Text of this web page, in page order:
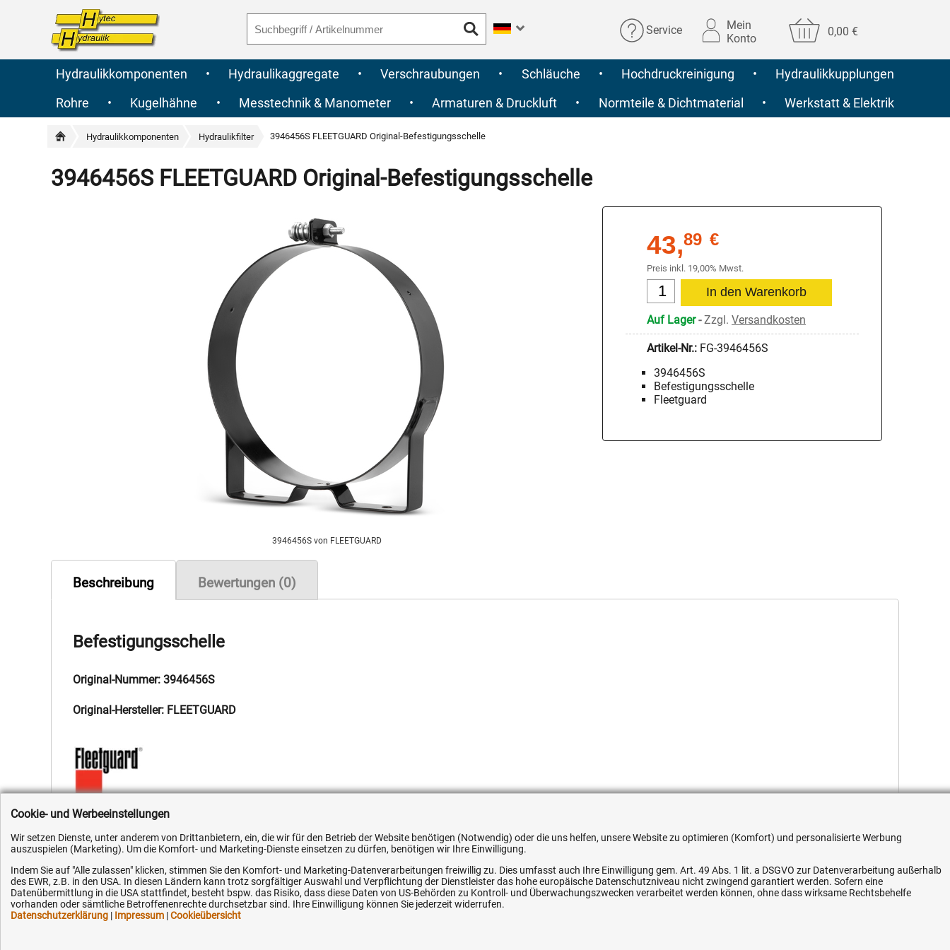
Service
Mein
Konto
0,00 €
Hydraulikkomponenten • Hydraulikaggregate • Verschraubungen • Schläuche • Hochdruckreinigung •
Hydraulikkupplungen
Rohre
• Kugelhähne • Messtechnik & Manometer • Armaturen & Druckluft • Normteile & Dichtmaterial • Werkstatt & Elektrik
Hydraulikkomponenten Hydraulikfilter 3946456S FLEETGUARD Original-Befestigungsschelle
3946456S FLEETGUARD Original-Befestigungsschelle
3946456S von FLEETGUARD
43,89 €
Preis inkl. 19,00% Mwst.
Auf Lager-Zzgl. Versandkosten
Artikel-Nr.: FG-3946456S
3946456S
Befestigungsschelle
Fleetguard
Beschreibung
Befestigungsschelle
Original-Nummer: 3946456S
Original-Hersteller: FLEETGUARD
Hersteller: Fleetguard,Hersteller-Nr.:
Bewertungen (0)
Kundenhotline (Festnetz): Ihre Hytec-Hydraulik Vorteile
Cookie- und Werbeeinstellungen
Wir setzen Dienste, unter anderem von Drittanbietern, ein, die wir für den Betrieb der Website benötigen (Notwendig) oder die uns helfen, unsere Website zu optimieren (Komfort) und personalisierte Werbung
auszuspielen (Marketing). Um die Komfort- und Marketing-Dienste einsetzen zu dürfen, benötigen wir Ihre Einwilligung.
Indem Sie auf "Alle zulassen" klicken, stimmen Sie den Komfort- und Marketing-Datenverarbeitungen freiwillig zu. Dies umfasst auch Ihre Einwilligung gem. Art. 49 Abs. 1 lit. a DSGVO zur Datenverarbeitung außerhalb
des EWR, z.B. in den USA. In diesen Ländern kann trotz sorgfältiger Auswahl und Verpflichtung der Dienstleister das hohe europäische Datenschutzniveau nicht zwingend garantiert werden. Sofern eine
Datenübermittlung in die USA stattfindet, besteht bspw. das Risiko, dass diese Daten von US-Behörden zu Kontroll- und Überwachungszwecken verarbeitet werden können, ohne dass wirksame Rechtsbehelfe
vorhanden oder sämtliche Betroffenenrechte durchsetzbar sind. Ihre Einwilligung können Sie jederzeit widerrufen.
Datenschutzerklärung | Impressum |Cookieübersicht